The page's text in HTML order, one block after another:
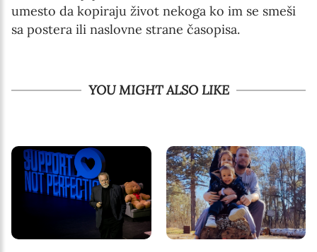
umesto da kopiraju život nekoga ko im se smeši
sa postera ili naslovne strane časopisa.
YOU MIGHT ALSO LIKE